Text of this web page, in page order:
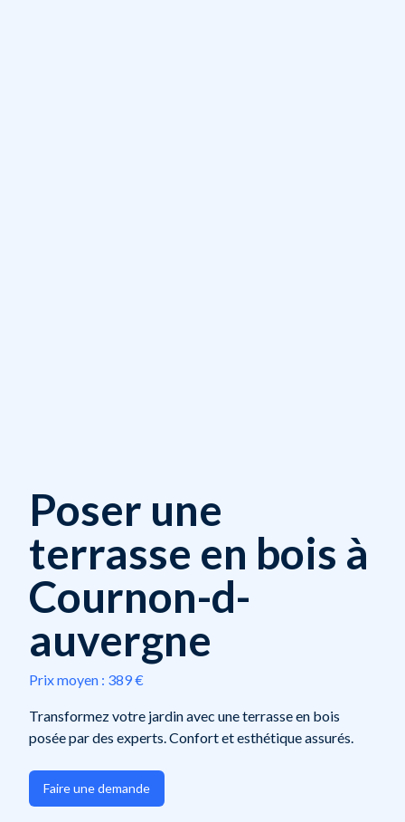
Poser une
terrasse en bois à
Cournon-d-
auvergne
Prix moyen : 389 €
Transformez votre jardin avec une terrasse en bois
posée par des experts. Confort et esthétique assurés.
Faire une demande